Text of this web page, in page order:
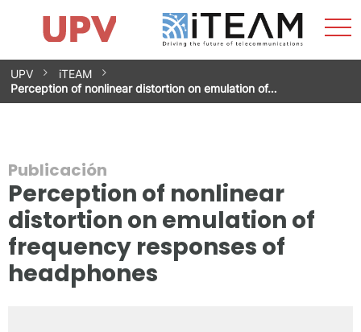
Saltar
contenido
Impacto
Grupos de investigación
Instalaciones
Spin-offs
Contacto
Prácticas
Noticias
Unidad de Igualdad
UPV
iTEAM
Perception of nonlinear distortion on emulation of…
Publicación
Perception of nonlinear
distortion on emulation of
frequency responses of
headphones